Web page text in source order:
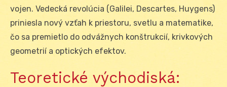
vojen. Vedecká revolúcia (Galilei, Descartes, Huygens)
priniesla nový vzťah k priestoru, svetlu a matematike,
čo sa premietlo do odvážnych konštrukcií, krivkových
geometrií a optických efektov.
Teoretické východiská: